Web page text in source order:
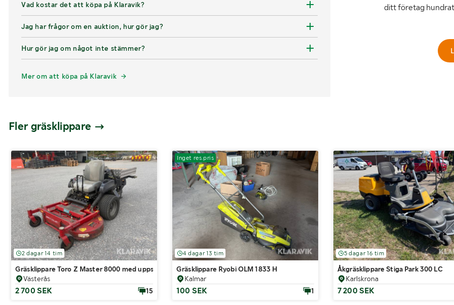
Vad kostar det att köpa på Klaravik?
Jag har frågor om en auktion, hur gör jag?
Hur gör jag om något inte stämmer?
Mer om att köpa på Klaravik
ditt företag
Fler gräsklippare
2 dagar 14 tim
Gräsklippare Toro Z Master 8000 med uppsamlare
Västerås
2 700 SEK 15
Inget res.pris
4 dagar 13 tim
Gräsklippare Ryobi OLM 1833 H
Kalmar
100 SEK 1
5 dagar 16 tim
Åkgräsklippare Stiga Park 300 LC
Karlskrona
7 200 SEK